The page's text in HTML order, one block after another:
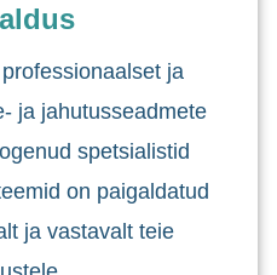
ja
ja jahutusseadmete
spetsialistid
on paigaldatud
ja vastavalt teie